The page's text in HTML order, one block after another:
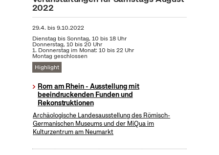
2022
29.4. bis9.10.2022
Dienstag bis Sonntag, 10 bis 18 Uhr
Donnerstag, 10 bis 20 Uhr
1. Donnerstag im Monat: 10 bis 22 Uhr
Montag geschlossen
Highlight
Rom am Rhein - Ausstellung mit
beeindruckenden Funden und
Rekonstruktionen
Archäologische Landesausstellung des Römisch-
Germanischen Museums und der MiQua im
Kulturzentrum am Neumarkt